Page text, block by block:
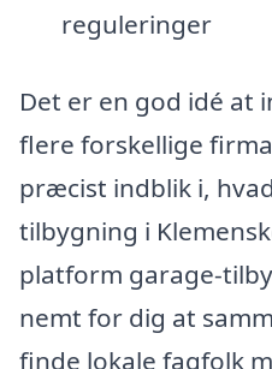
reguleringer
Det er en god idé at
flere forskellige
præcist indblik i,
tilbygning i
platform garage-
nemt for dig at
finde lokale fagfolk